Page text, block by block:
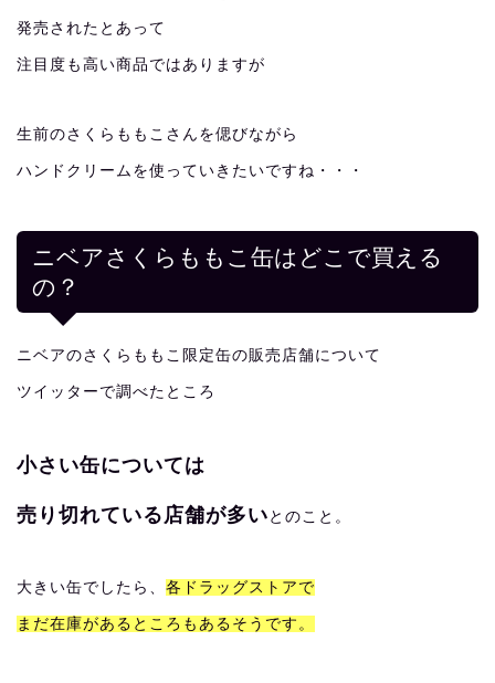
発売されたとあって
注目度も高い商品ではありますが
生前のさくらももこさんを偲びながら
ハンドクリームを使っていきたいですね・・・
ニベアさくらももこ缶はどこで買える
の？
ニベアのさくらももこ限定缶の販売店舗について
ツイッターで調べたところ
小さい缶については
売り切れている店舗が多い とのこと。
大きい缶でしたら、 各ドラッグストアで
まだ在庫があるところもあるそうです。